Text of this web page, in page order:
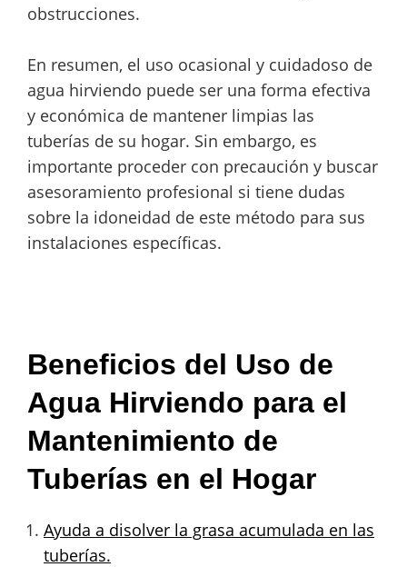
obstrucciones.
En resumen, el uso ocasional y cuidadoso de
agua hirviendo puede ser una forma efectiva
y económica de mantener limpias las
tuberías de su hogar. Sin embargo, es
importante proceder con precaución y buscar
asesoramiento profesional si tiene dudas
sobre la idoneidad de este método para sus
instalaciones específicas.
Beneficios del Uso de
Agua Hirviendo para el
Mantenimiento de
Tuberías en el Hogar
Ayuda a disolver la grasa acumulada en las
tuberías.